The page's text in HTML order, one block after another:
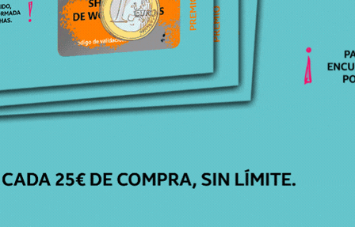
Productos relacionados
Productos relacionados con BASE BOHEMIA CAESAR SULTAN